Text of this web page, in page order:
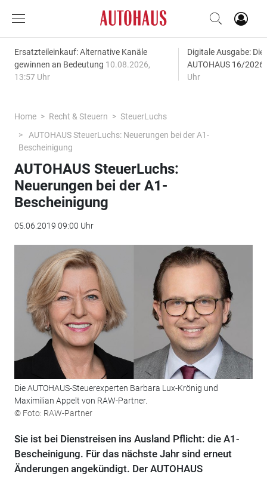
Ersatzteileinkauf: Alternative Kanäle
gewinnen an Bedeutung 10.08.2026,
13:57 Uhr
Digitale Ausgabe:
AUTOHAUS 16/2026
Uhr
Home Recht & Steuern
SteuerLuchs
AUTOHAUS SteuerLuchs: Neuerungen bei der A1-
Bescheinigung
AUTOHAUS SteuerLuchs:
Neuerungen bei der A1-
Bescheinigung
05.06.2019 09:00 Uhr
Die AUTOHAUS-Steuerexperten Barbara Lux-Krönig und
Maximilian Appelt von RAW-Partner.
© Foto: RAW-Partner
Sie ist bei Dienstreisen ins Ausland Pflicht: die A1-
Bescheinigung. Für das nächste Jahr sind erneut
Änderungen angekündigt. Der AUTOHAUS